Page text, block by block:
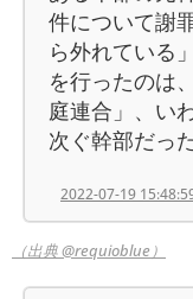
件について謝
ら外れている
を行ったのは
庭連合」、い
次ぐ幹部だっ
2022-07-19
（出典 @requioblue）